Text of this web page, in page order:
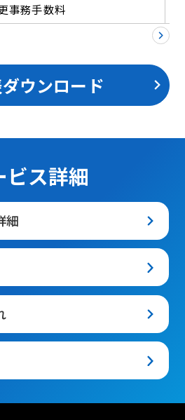
事務手数料
ウンロード
ビス詳細
細